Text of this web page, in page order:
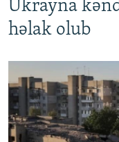
Ukrayna
həlak olub